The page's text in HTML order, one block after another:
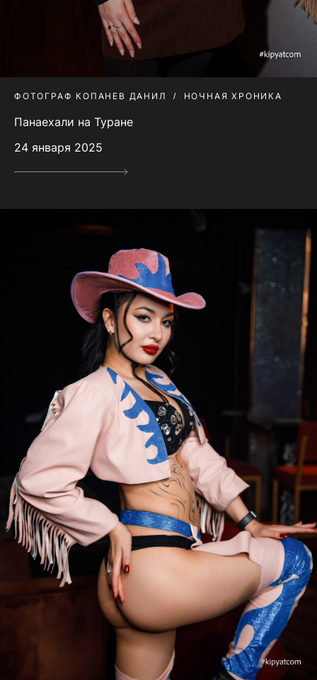
ФОТОГРАФ КОПАНЕВ ДАНИЛ НОЧНАЯ ХРОНИКА
Панаехали на Туране
24 января 2025